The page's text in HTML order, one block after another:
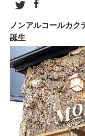
ノンアルコールカク
誕生